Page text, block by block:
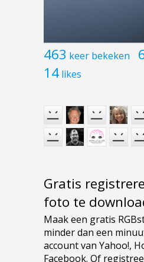
463 keer bekeken
14 likes
Gratis
foto te